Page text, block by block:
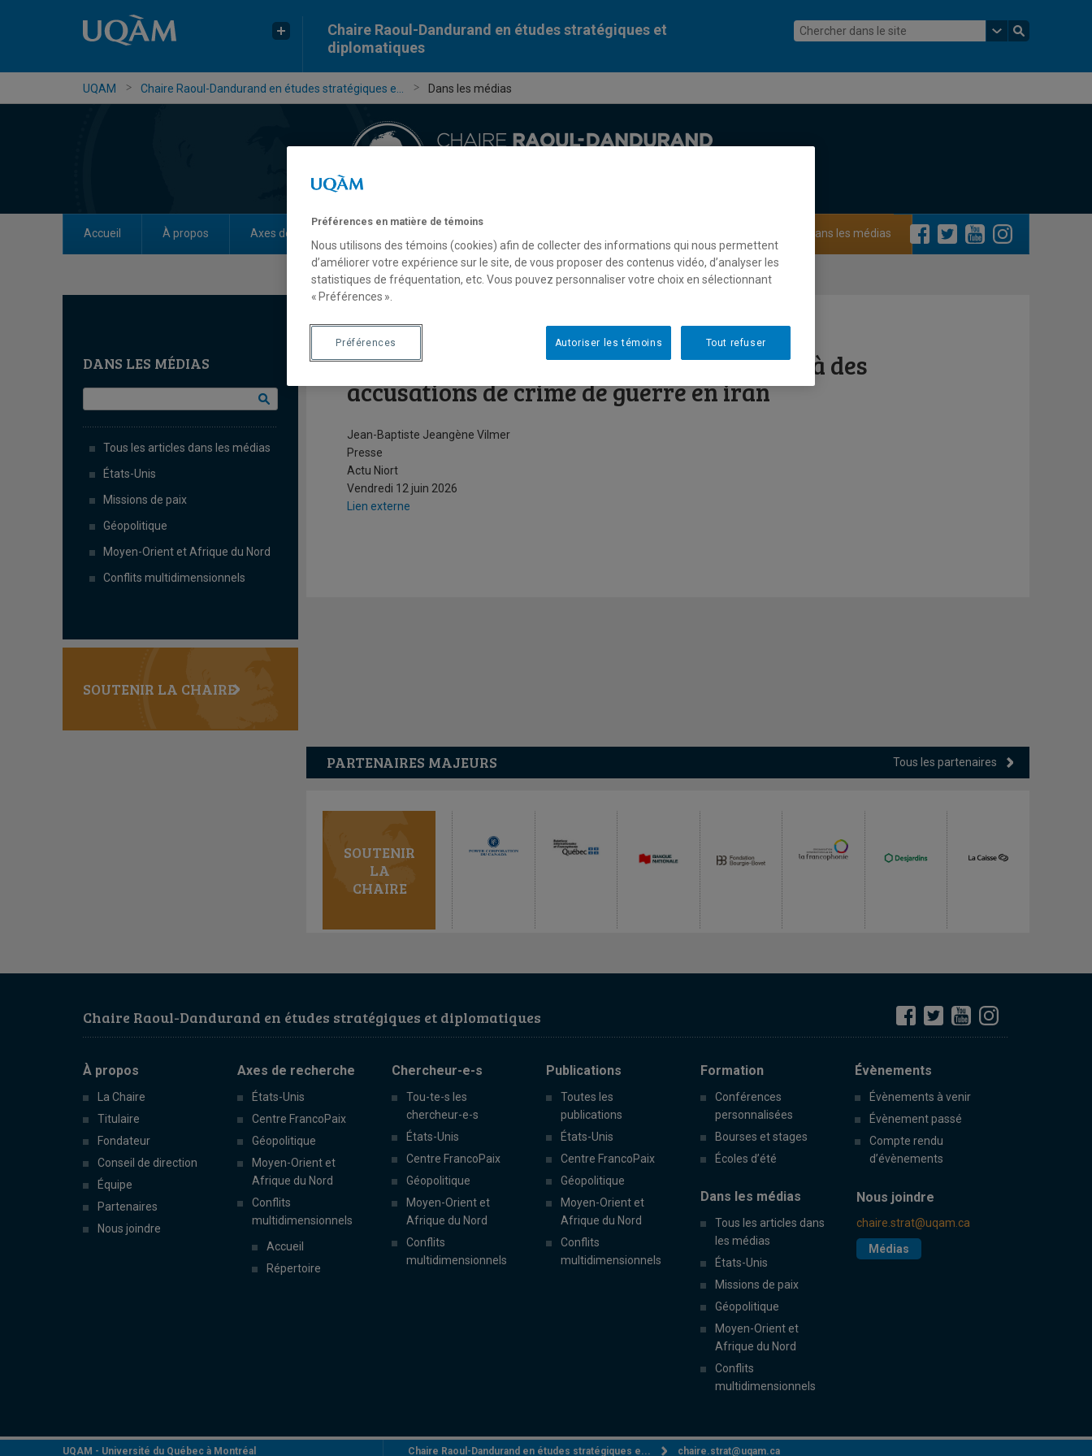
Chaire Raoul-Dandurand en études stratégiques et
diplomatiques
UQAM Chaire Raoul-Dandurand en études stratégiques e... Dans les médias
Accueil À propos Axes de recherche Dans les médias
DANS LES MÉDIAS
Tous les articles dans les médias
États-Unis
Missions de paix
Géopolitique
Moyen-Orient et Afrique du Nord
Conflits multidimensionnels
SOUTENIR LA CHAIRE
Enquête ouverte : l’armée américaine face à des
accusations de crime de guerre en iran
Jean-Baptiste Jeangène Vilmer
Presse
Actu Niort
Vendredi 12 juin 2026
Lien externe
PARTENAIRES MAJEURS Tous les partenaires
SOUTENIR
LA
CHAIRE
Chaire Raoul-Dandurand en études stratégiques et diplomatiques
À propos
La Chaire
Titulaire
Fondateur
Conseil de direction
Équipe
Partenaires
Nous joindre
Axes de recherche
États-Unis
Centre FrancoPaix
Géopolitique
Moyen-Orient et
Afrique du Nord
Conflits
multidimensionnels
Accueil
Répertoire
Chercheur-e-s
Tou-te-s les
chercheur-e-s
États-Unis
Centre FrancoPaix
Géopolitique
Moyen-Orient et
Afrique du Nord
Conflits
multidimensionnels
Publications
Toutes les
publications
États-Unis
Centre FrancoPaix
Géopolitique
Moyen-Orient et
Afrique du Nord
Conflits
multidimensionnels
Formation
Conférences
personnalisées
Bourses et stages
Écoles d’été
Évènements
Évènements à venir
Évènement passé
Compte rendu
d’évènements
Dans les médias
Tous les articles dans
les médias
États-Unis
Missions de paix
Géopolitique
Moyen-Orient et
Afrique du Nord
Conflits
multidimensionnels
Nous joindre
chaire.strat@uqam.ca
Médias
UQAM - Université du Québec à Montréal Chaire Raoul-Dandurand en études stratégiques e... chaire.strat@uqam.ca
Préférences en matière de témoins
Nous utilisons des témoins (cookies) afin de collecter des informations qui nous permettent
d’améliorer votre expérience sur le site, de vous proposer des contenus vidéo, d’analyser les
statistiques de fréquentation, etc. Vous pouvez personnaliser votre choix en sélectionnant
« Préférences ».
Tout refuser
Autoriser les témoins
Préférences